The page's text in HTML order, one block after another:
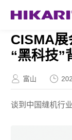
首页
新一代智能产品
创造性研发
CISMA展
“黑科技”
富山
谈到中国缝机行